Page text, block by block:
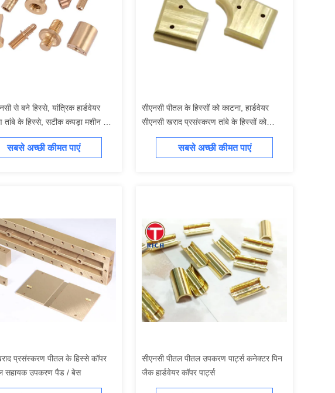
से बने हिस्से, यांत्रिक हार्डवेयर
के हिस्से, सटीक कपड़ा मशीन के
मोड़ते हैं
सबसे अच्छी कीमत पाएं
सीएनसी पीतल के हिस्सों को काटना, हार्डवेयर
सीएनसी खराद प्रसंस्करण तांबे के हिस्सों को
संभालना
सबसे अच्छी कीमत पाएं
प्रसंस्करण पीतल के हिस्से कॉपर
सहायक उपकरण पैड / बेस
सीएनसी पीतल पीतल उपकरण पार्ट्स कनेक्टर पिन
जैक हार्डवेयर कॉपर पार्ट्स